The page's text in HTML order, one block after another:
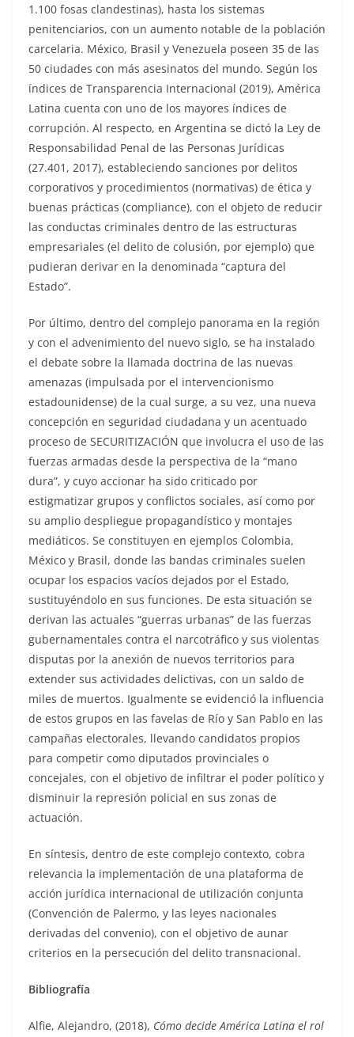
1.100 fosas clandestinas), hasta los sistemas
penitenciarios, con un aumento notable de la población
carcelaria. México, Brasil y Venezuela poseen 35 de las
50 ciudades con más asesinatos del mundo. Según los
índices de Transparencia Internacional (2019), América
Latina cuenta con uno de los mayores índices de
corrupción. Al respecto, en Argentina se dictó la Ley de
Responsabilidad Penal de las Personas Jurídicas
(27.401, 2017), estableciendo sanciones por delitos
corporativos y procedimientos (normativas) de ética y
buenas prácticas (compliance), con el objeto de reducir
las conductas criminales dentro de las estructuras
empresariales (el delito de colusión, por ejemplo) que
pudieran derivar en la denominada “captura del
Estado”.
Por último, dentro del complejo panorama en la región
y con el advenimiento del nuevo siglo, se ha instalado
el debate sobre la llamada doctrina de las nuevas
amenazas (impulsada por el intervencionismo
estadounidense) de la cual surge, a su vez, una nueva
concepción en seguridad ciudadana y un acentuado
proceso de SECURITIZACIÓN que involucra el uso de las
fuerzas armadas desde la perspectiva de la “mano
dura”, y cuyo accionar ha sido criticado por
estigmatizar grupos y conflictos sociales, así como por
su amplio despliegue propagandístico y montajes
mediáticos. Se constituyen en ejemplos Colombia,
México y Brasil, donde las bandas criminales suelen
ocupar los espacios vacíos dejados por el Estado,
sustituyéndolo en sus funciones. De esta situación se
derivan las actuales “guerras urbanas” de las fuerzas
gubernamentales contra el narcotráfico y sus violentas
disputas por la anexión de nuevos territorios para
extender sus actividades delictivas, con un saldo de
miles de muertos. Igualmente se evidenció la influencia
de estos grupos en las favelas de Río y San Pablo en las
campañas electorales, llevando candidatos propios
para competir como diputados provinciales o
concejales, con el objetivo de infiltrar el poder político y
disminuir la represión policial en sus zonas de
actuación.
En síntesis, dentro de este complejo contexto, cobra
relevancia la implementación de una plataforma de
acción jurídica internacional de utilización conjunta
(Convención de Palermo, y las leyes nacionales
derivadas del convenio), con el objetivo de aunar
criterios en la persecución del delito transnacional.
Bibliografía
Alfie, Alejandro, (2018), Cómo decide América Latina el rol